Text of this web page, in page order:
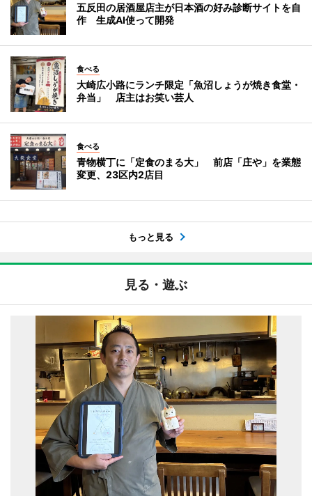
五反田の居酒屋店主が日本酒の好み診断サイトを自
作 生成AI使って開発
食べる
大崎広小路にランチ限定「魚沼しょうが焼き食堂・
弁当」 店主はお笑い芸人
食べる
青物横丁に「定食のまる大」 前店「庄や」を業態
変更、23区内2店目
もっと見る
見る・遊ぶ